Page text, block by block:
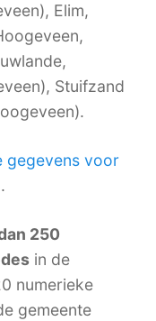
Elim,
Stuifzand
gegevens voor
.
250
in de
numerieke
gemeente